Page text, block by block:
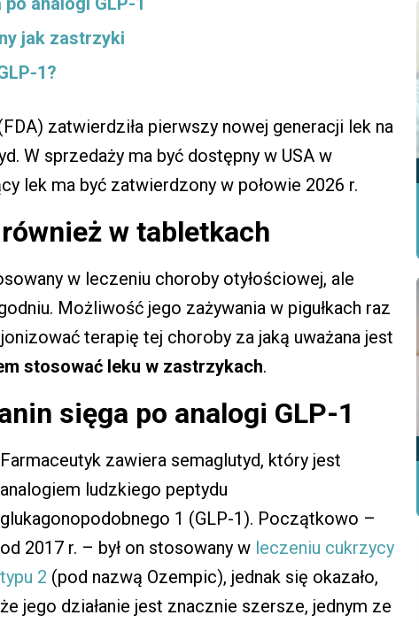
jak zastrzyki
1?
zatwierdziła pierwszy nowej generacji lek na
W sprzedaży ma być dostępny w USA w
lek ma być zatwierdzony w połowie 2026 r.
w tabletkach
w leczeniu choroby otyłościowej, ale
Możliwość jego zażywania w pigułkach raz
terapię tej choroby za jaką uważana jest
stosować leku w zastrzykach.
sięga po analogi GLP-1
Farmaceutyk zawiera semaglutyd, który jest
analogiem ludzkiego peptydu
glukagonopodobnego 1 (GLP-1). Początkowo –
od 2017 r. – był on stosowany w leczeniu cukrzycy
typu 2 (pod nazwą Ozempic), jednak się okazało,
że jego działanie jest znacznie szersze, jednym ze